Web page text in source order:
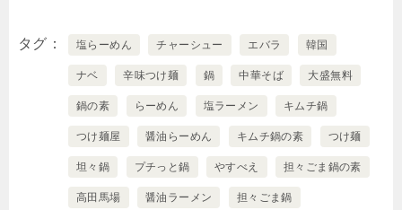
タグ 塩らーめん チャーシュー エバラ 韓国
ナベ 辛味つけ麺 鍋 中華そば 大盛無料
鍋の素 らーめん 塩ラーメン キムチ鍋
つけ麺屋 醤油らーめん キムチ鍋の素 つけ麺
坦々鍋 プチっと鍋 やすべえ 担々ごま鍋の素
高田馬場 醤油ラーメン 担々ごま鍋